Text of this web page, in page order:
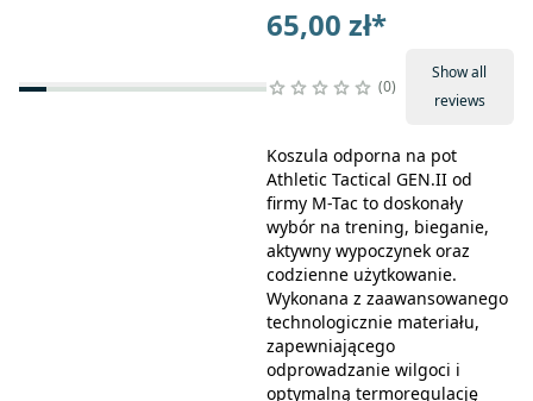
65,00 zł*
0
Show all
reviews
Koszula odporna na pot
Athletic Tactical GEN.II od
firmy M-Tac to doskonały
wybór na trening, bieganie,
aktywny wypoczynek oraz
codzienne użytkowanie.
Wykonana z zaawansowanego
technologicznie materiału,
zapewniającego
odprowadzanie wilgoci i
optymalną termoregulację